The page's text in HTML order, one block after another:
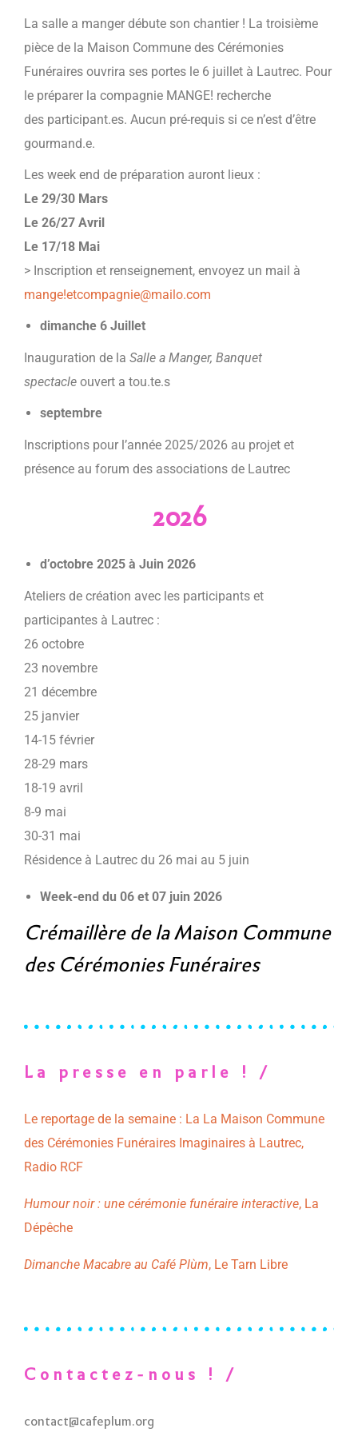
La salle a manger débute son chantier ! La troisième
pièce de la Maison Commune des Cérémonies
Funéraires ouvrira ses portes le 6 juillet à Lautrec. Pour
le préparer la compagnie MANGE! recherche
des participant.es. Aucun pré-requis si ce n’est d’être
gourmand.e.
Les week end de préparation auront lieux :
Le 29/30 Mars
Le 26/27 Avril
Le 17/18 Mai
> Inscription et renseignement, envoyez un mail à
mange!etcompagnie@mailo.com
dimanche 6 Juillet
Inauguration de la Salle a Manger, Banquet
spectacle ouvert a tou.te.s
septembre
Inscriptions pour l’année 2025/2026 au projet et
présence au forum des associations de Lautrec
2026
d’octobre 2025 à Juin 2026
Ateliers de création avec les participants et
participantes à Lautrec :
26 octobre
23 novembre
21 décembre
25 janvier
14-15 février
28-29 mars
18-19 avril
8-9 mai
30-31 mai
Résidence à Lautrec du 26 mai au 5 juin
Week-end du 06 et 07 juin 2026
Crémaillère de la Maison Commune
des Cérémonies Funéraires
La presse en parle ! /
Le reportage de la semaine : La La Maison Commune
des Cérémonies Funéraires Imaginaires à Lautrec,
Radio RCF
Humour noir : une cérémonie funéraire interactive, La
Dépêche
Dimanche Macabre au Café Plùm, Le Tarn Libre
Contactez-nous ! /
contact@cafeplum.org